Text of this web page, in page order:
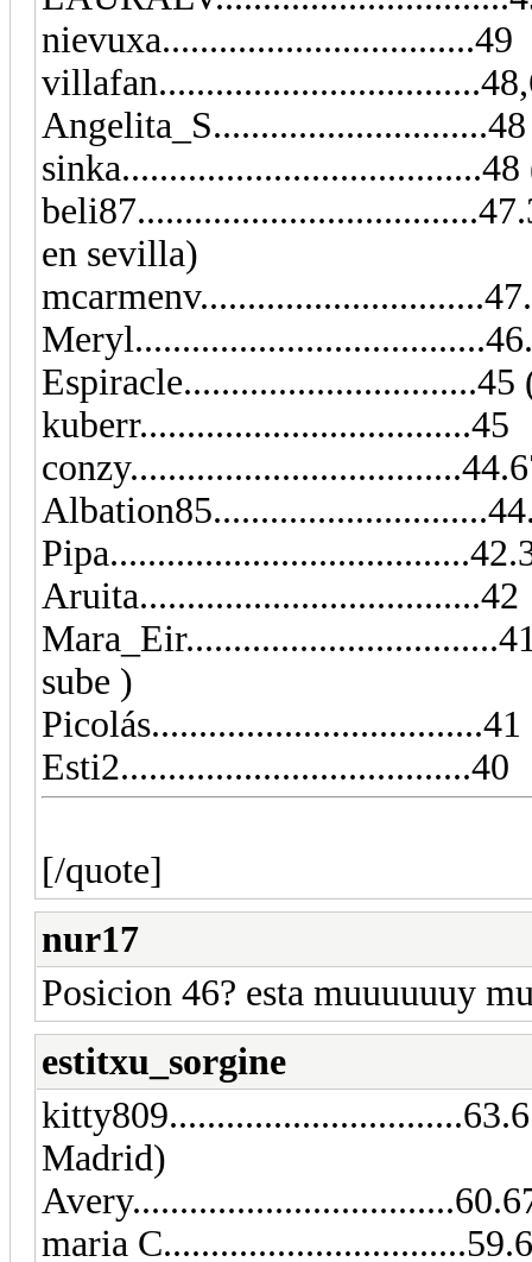
nievuxa.................................49
en sevilla)
kuberr...................................45
Aruita....................................42
sube )
Picolás...................................41
Esti2.....................................40
[/quote]
nur17
Posicion 46? esta muuuuuuy
estitxu_sorgine
Madrid)
maria